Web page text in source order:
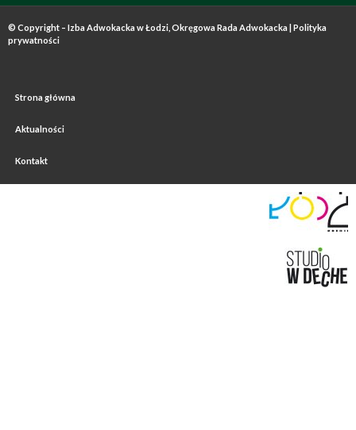
© Copyright – Izba Adwokacka w Łodzi, Okręgowa Rada Adwokacka | Polityka
prywatności
Strona główna
Aktualności
Kontakt